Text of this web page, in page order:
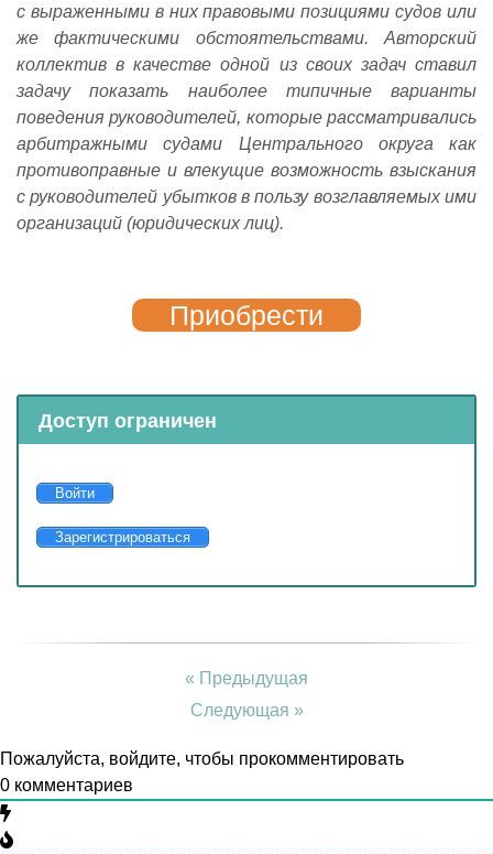
с выраженными в них правовыми позициями судов или
же фактическими обстоятельствами. Авторский
коллектив в качестве одной из своих задач ставил
задачу показать наиболее типичные варианты
поведения руководителей, которые рассматривались
арбитражными судами Центрального округа как
противоправные и влекущие возможность взыскания
с руководителей убытков в пользу возглавляемых ими
организаций (юридических лиц).
Приобрести
Доступ ограничен
Войти
Зарегистрироваться
« Предыдущая
Следующая »
Пожалуйста, войдите, чтобы прокомментировать
0 комментариев